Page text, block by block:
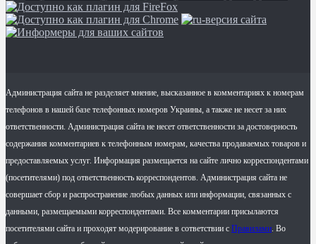
Администрация сайта не разделяет мнение, высказанное в комментариях к номерам
телефонов в нашей базе телефонных номеров Украины, а также не несет за них
ответственности. Администрация сайта не несет ответственности за достоверность
содержания комментариев к телефонным номерам, качества продаваемых товаров и
предоставляемых услуг. Информация размещается на сайте лично корреспондентами
(посетителями) под ответственность корреспондентов. Администрация сайта не
совершает сбор и распространение любых данных или информации, связанных с
данными, размещаемыми корреспондентами. Все комментарии присылаются
посетителями сайта и проходят модерирование в сответствии с Правилами. Во